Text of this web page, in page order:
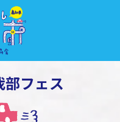
フェス